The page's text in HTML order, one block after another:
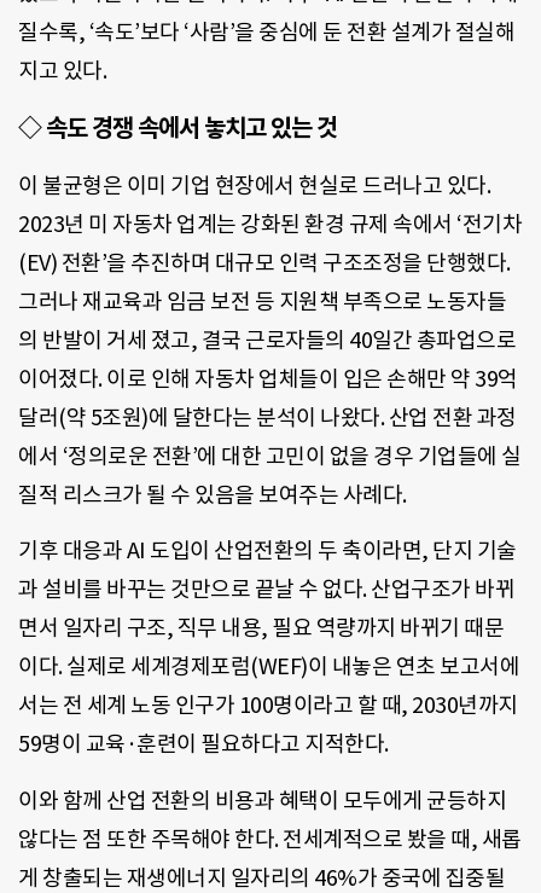
질수록, ‘속도’보다 ‘사람’을 중심에 둔 전환 설계가 절실해
지고 있다.
◇ 속도 경쟁 속에서 놓치고 있는 것
이 불균형은 이미 기업 현장에서 현실로 드러나고 있다.
2023년 미 자동차 업계는 강화된 환경 규제 속에서 ‘전기차
(EV) 전환’을 추진하며 대규모 인력 구조조정을 단행했다.
그러나 재교육과 임금 보전 등 지원책 부족으로 노동자들
의 반발이 거세 졌고, 결국 근로자들의 40일간 총파업으로
이어졌다. 이로 인해 자동차 업체들이 입은 손해만 약 39억
달러(약 5조원)에 달한다는 분석이 나왔다. 산업 전환 과정
에서 ‘정의로운 전환’에 대한 고민이 없을 경우 기업들에 실
질적 리스크가 될 수 있음을 보여주는 사례다.
기후 대응과 AI 도입이 산업전환의 두 축이라면, 단지 기술
과 설비를 바꾸는 것만으로 끝날 수 없다. 산업구조가 바뀌
면서 일자리 구조, 직무 내용, 필요 역량까지 바뀌기 때문
이다. 실제로 세계경제포럼(WEF)이 내놓은 연초 보고서에
서는 전 세계 노동 인구가 100명이라고 할 때, 2030년까지
59명이 교육·훈련이 필요하다고 지적한다.
이와 함께 산업 전환의 비용과 혜택이 모두에게 균등하지
않다는 점 또한 주목해야 한다. 전세계적으로 봤을 때, 새롭
게 창출되는 재생에너지 일자리의 46%가 중국에 집중될